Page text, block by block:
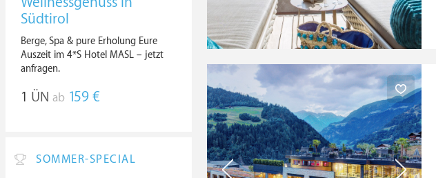
Südtirol
Berge, Spa & pure Erholung Eure
Auszeit im 4*S Hotel MASL – jetzt
anfragen.
1 ÜN ab 159 €
SOMMER-SPECIAL